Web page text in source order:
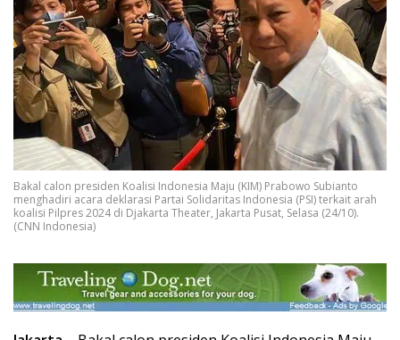
Bakal calon presiden Koalisi Indonesia Maju (KIM) Prabowo Subianto
menghadiri acara deklarasi Partai Solidaritas Indonesia (PSI) terkait arah
koalisi Pilpres 2024 di Djakarta Theater, Jakarta Pusat, Selasa (24/10).
(CNN Indonesia)